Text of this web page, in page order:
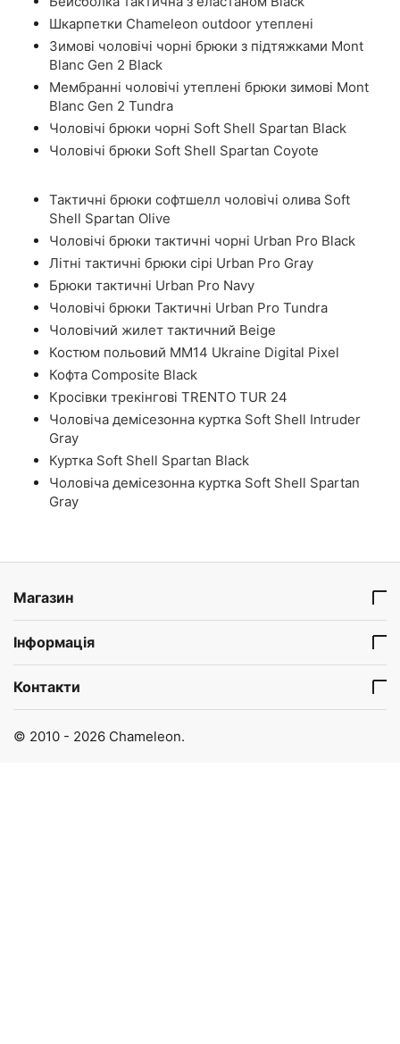
Шкарпетки Chameleon outdoor утеплені
Зимові чоловічі чорні брюки з підтяжками Mont
Blanc Gen 2 Black
Мембранні чоловічі утеплені брюки зимові Mont
Blanc Gen 2 Tundra
Чоловічі брюки чорні Soft Shell Spartan Black
Чоловічі брюки Soft Shell Spartan Coyote
Тактичні брюки софтшелл чоловічі олива Soft
Shell Spartan Olive
Чоловічі брюки тактичні чорні Urban Pro Black
Літні тактичні брюки сірі Urban Pro Gray
Брюки тактичні Urban Pro Navy
Чоловічі брюки Тактичні Urban Pro Tundra
Чоловічий жилет тактичний Beige
Костюм польовий ММ14 Ukraine Digital Pixel
Кофта Composite Black
Кросівки трекінгові TRENTO TUR 24
Чоловіча демісезонна куртка Soft Shell Intruder
Gray
Куртка Soft Shell Spartan Black
Чоловіча демісезонна куртка Soft Shell Spartan
Gray
Магазин
Інформація
Контакти
© 2010 - 2026 Chameleon.